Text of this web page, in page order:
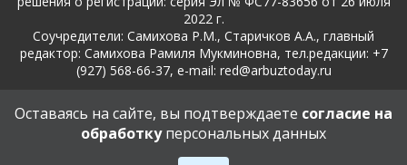
2022 г.
Соучредители: Самихова Р.М., Старичков А.А., главный
редактор: Самихова Рамиля Мукминовна, тел.редакции: +7
(927) 568-66-37, e-mail: red@arbuztoday.ru
Политика в отношении обработки и защиты персональных
данных
Оставаясь на сайте, вы подтверждаете согласие на
обработкуперсональных данных